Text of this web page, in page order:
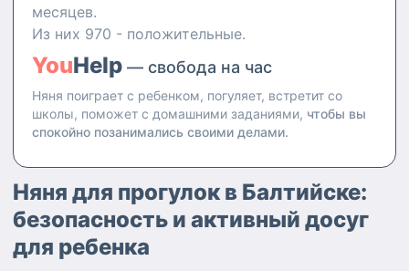
месяцев.
Из них 970 - положительные.
YouHelp — свобода на час
Няня поиграет с ребенком, погуляет, встретит со
школы, поможет с домашними заданиями, чтобы вы
спокойно позанимались своими делами.
Няня для прогулок в Балтийске:
безопасность и активный досуг
для ребенка